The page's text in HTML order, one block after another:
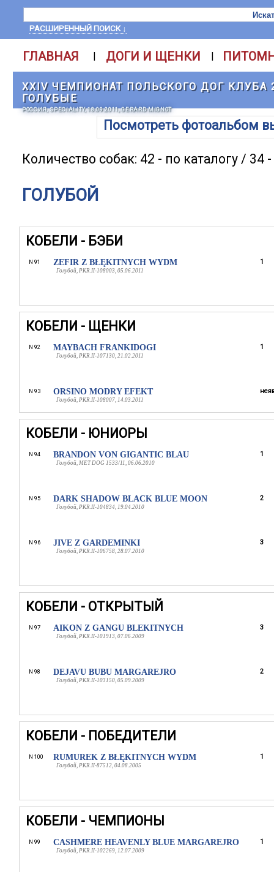
РАСШИРЕННЫЙ ПОИСК ↓
ГЛАВНАЯ | ДОГИ И ЩЕНКИ |
XXIV ЧЕМПИОНАТ ПОЛЬСКОГО ДОГ КЛУБА
ГОЛУБЫЕ
РОССИЯ, SPECIALITY, 18.09.2011, GERARD MIGNOT
Посмотреть фотоальбом
Количество собак: 42 - по каталогу / 34
ГОЛУБОЙ
КОБЕЛИ - БЭБИ
N 91 ZEFIR Z BŁĘKITNYCH WYDM
Голубой, PKR.II-108003, 05.06.2011
1
КОБЕЛИ - ЩЕНКИ
N 92 MAYBACH FRANKIDOGI
Голубой, PKR.II-107130, 21.02.2011
1
N 93 ORSINO MODRY EFEKT
Голубой, PKR.II-108007, 14.03.2011
КОБЕЛИ - ЮНИОРЫ
N 94 BRANDON VON GIGANTIC BLAU
Голубой, MET DOG 1533/11, 06.06.2010
1
N 95 DARK SHADOW BLACK BLUE MOON
Голубой, PKR.II-104834, 19.04.2010
2
N 96 JIVE Z GARDEMINKI
Голубой, PKR.II-106758, 28.07.2010
3
КОБЕЛИ - ОТКРЫТЫЙ
N 97 AIKON Z GANGU BLEKITNYCH
Голубой, PKR.II-101913, 07.06.2009
3
N 98 DEJAVU BUBU MARGAREJRO
Голубой, PKR.II-103150, 05.09.2009
2
КОБЕЛИ - ПОБЕДИТЕЛИ
N 100 RUMUREK Z BŁĘKITNYCH WYDM
Голубой, PKR.II-87512, 04.08.2005
1
КОБЕЛИ - ЧЕМПИОНЫ
N 99 CASHMERE HEAVENLY BLUE MARGAREJRO
Голубой, PKR.II-102269, 12.07.2009
1